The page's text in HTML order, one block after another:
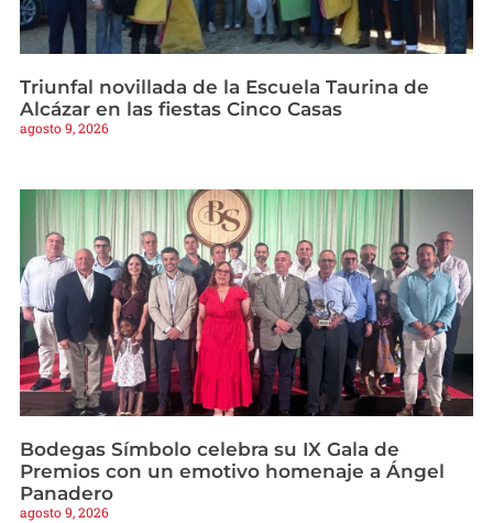
Triunfal novillada de la Escuela Taurina de
Alcázar en las fiestas Cinco Casas
agosto 9, 2026
Bodegas Símbolo celebra su IX Gala de
Premios con un emotivo homenaje a Ángel
Panadero
agosto 9, 2026